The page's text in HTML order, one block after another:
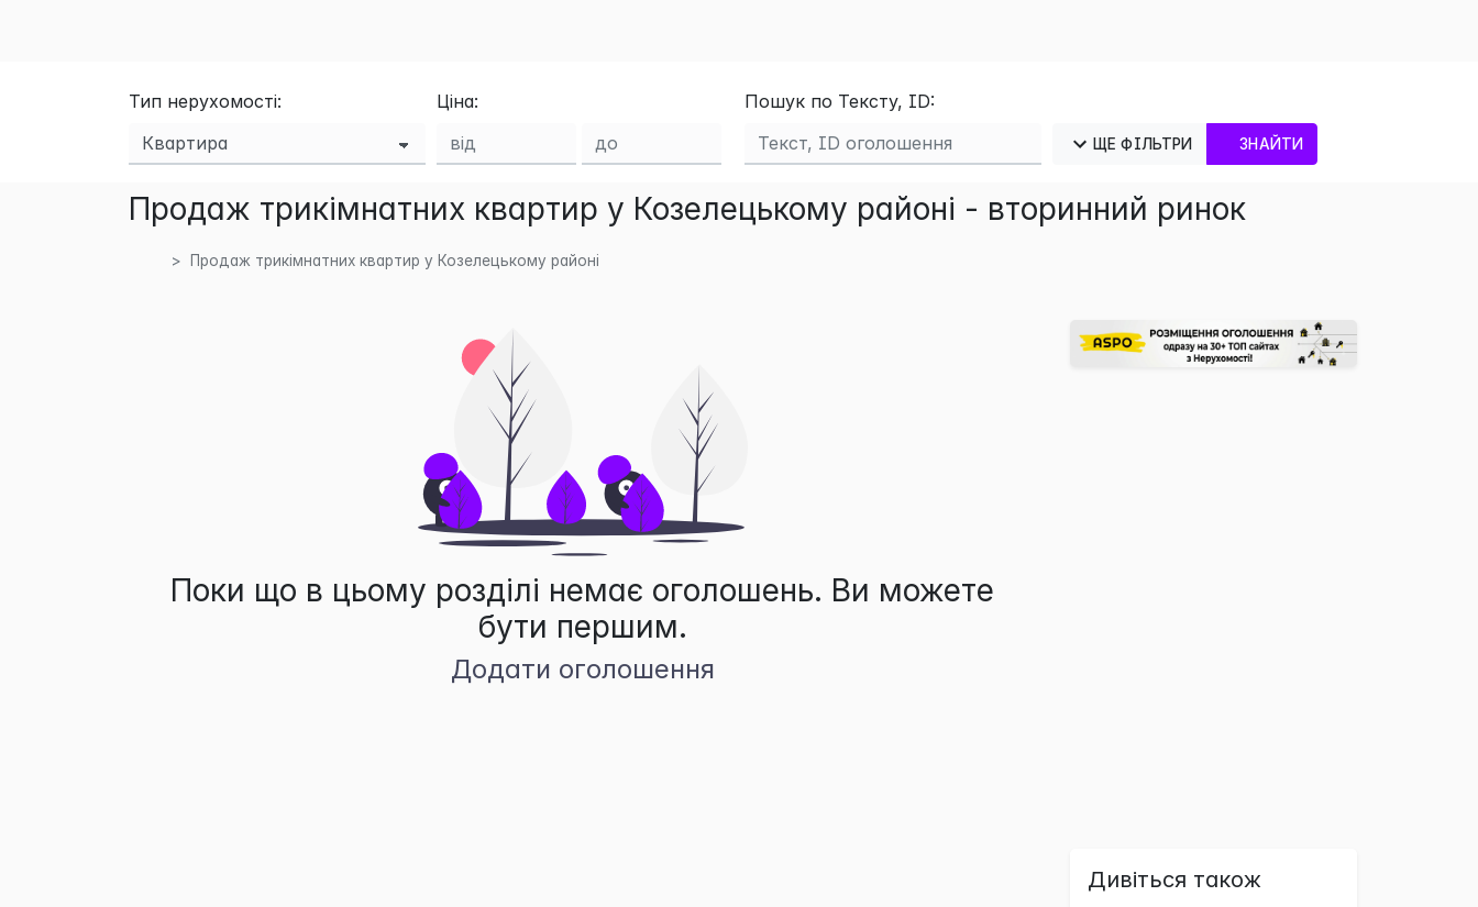
Тип нерухомості: Ціна: Пошук по Тексту, ID:
ЩЕ ФІЛЬТРИ ЗНАЙТИ
Продаж трикімнатних квартир у Козелецькому районі - вторинний ринок
Продаж трикімнатних квартир у Козелецькому районі
Поки що в цьому розділі немає оголошень. Ви можете
бути першим.
Додати оголошення
Дивіться також